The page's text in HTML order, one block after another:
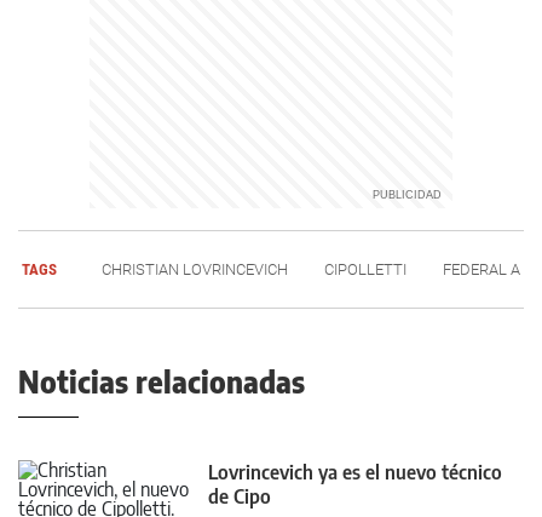
TAGS CHRISTIAN LOVRINCEVICH CIPOLLETTI FEDERAL A
Noticias relacionadas
Lovrincevich ya es el nuevo técnico
de Cipo